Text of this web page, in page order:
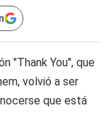
"Thank You", que
volvió a ser
que está